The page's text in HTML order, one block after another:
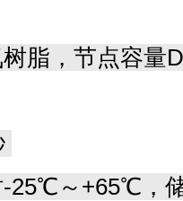
脂，节点容量
-25℃～+65℃，